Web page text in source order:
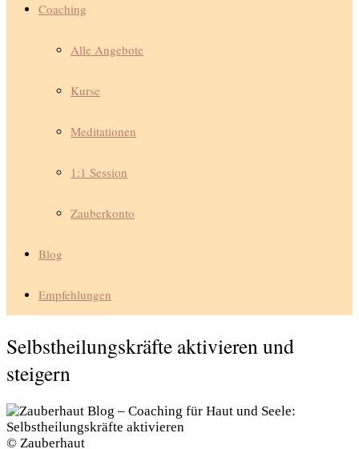
Coaching
Alle Angebote
Kurse
Meditationen
1:1 Session
Zauberkonto
Blog
Empfehlungen
Selbstheilungskräfte aktivieren und
steigern
© Zauberhaut